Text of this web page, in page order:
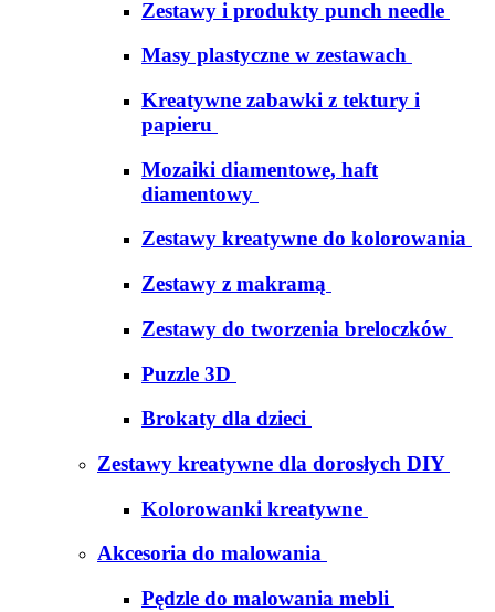
Zestawy i produkty punch needle
Masy plastyczne w zestawach
Kreatywne zabawki z tektury i
papieru
Mozaiki diamentowe, haft
diamentowy
Zestawy kreatywne do kolorowania
Zestawy z makramą
Zestawy do tworzenia breloczków
Puzzle 3D
Brokaty dla dzieci
Zestawy kreatywne dla dorosłych DIY
Kolorowanki kreatywne
Akcesoria do malowania
Pędzle do malowania mebli